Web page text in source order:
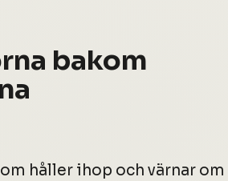
bakom
håller ihop och värnar om